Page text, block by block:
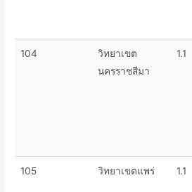
104
วิทยาเขต
นครราชสีมา
1.1
105 วิทยาเขตแพร่ 1.1